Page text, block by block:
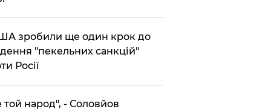
зробили ще один крок до
"пекельних санкцій"
Росії
той народ", - Соловйов